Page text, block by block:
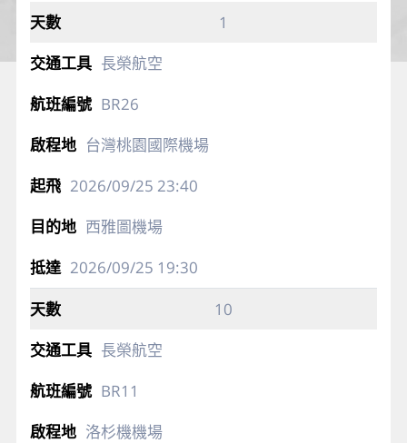
1
長榮航空
BR26
台灣桃園國際機場
2026/09/25 23:40
西雅圖機場
2026/09/25 19:30
10
長榮航空
BR11
洛杉機機場